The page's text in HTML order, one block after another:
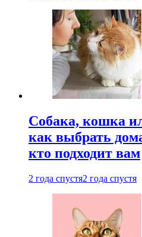
Собака, кошка
как выбрать
кто подходит вам
2 года спустя2 года спустя